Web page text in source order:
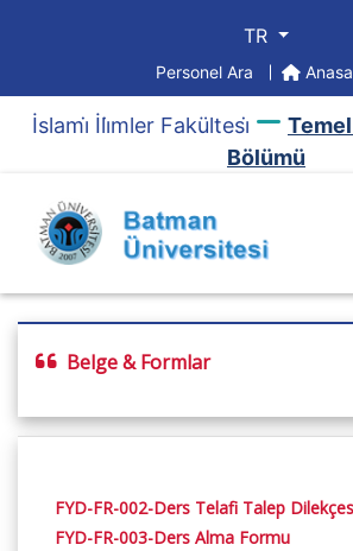
TR
Personel Ara
İslami̇ İli̇mler Fakültesi̇
Bölümü
Belge & Formlar
FYD-FR-002-Ders Telafi Talep
FYD-FR-003-Ders Alma Formu